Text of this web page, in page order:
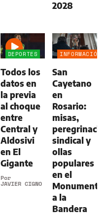
2028
DEPORTES
Todos los
datos en
la previa
al choque
entre
Central y
Aldosivi
en El
Gigante
Por
JAVIER CIGNO
INFORMACIÓN
San
Cayetano
en
Rosario:
misas,
sindical y
ollas
populares
en el
Monumento
a la
Bandera